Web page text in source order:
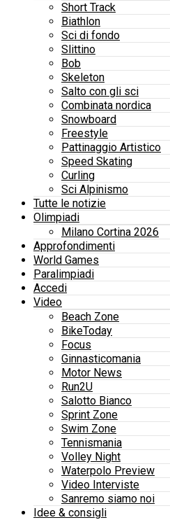
Short Track
Biathlon
Sci di fondo
Slittino
Bob
Skeleton
Salto con gli sci
Combinata nordica
Snowboard
Freestyle
Pattinaggio Artistico
Speed Skating
Curling
Sci Alpinismo
Tutte le notizie
Olimpiadi
Milano Cortina 2026
Approfondimenti
World Games
Paralimpiadi
Accedi
Video
Beach Zone
BikeToday
Focus
Ginnasticomania
Motor News
Run2U
Salotto Bianco
Sprint Zone
Swim Zone
Tennismania
Volley Night
Waterpolo Preview
Video Interviste
Sanremo siamo noi
Idee & consigli